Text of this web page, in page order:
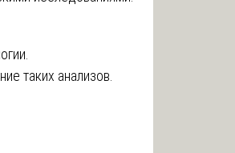
таких анализов.